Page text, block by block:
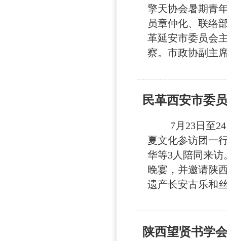
擎天协会暑期青
员章仲化、联络
革延安市委员会
察。市政协副主
民革西安市委
7月23日至24
夏文化参访团一
华等3人陪同来
晚宴，并邀请陕
遗产长安古乐和
陕西望贤书学